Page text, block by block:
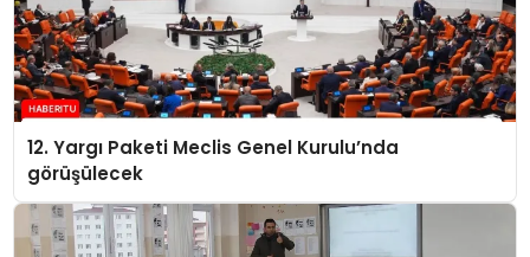
12. Yargı Paketi Meclis Genel Kurulu’nda
görüşülecek